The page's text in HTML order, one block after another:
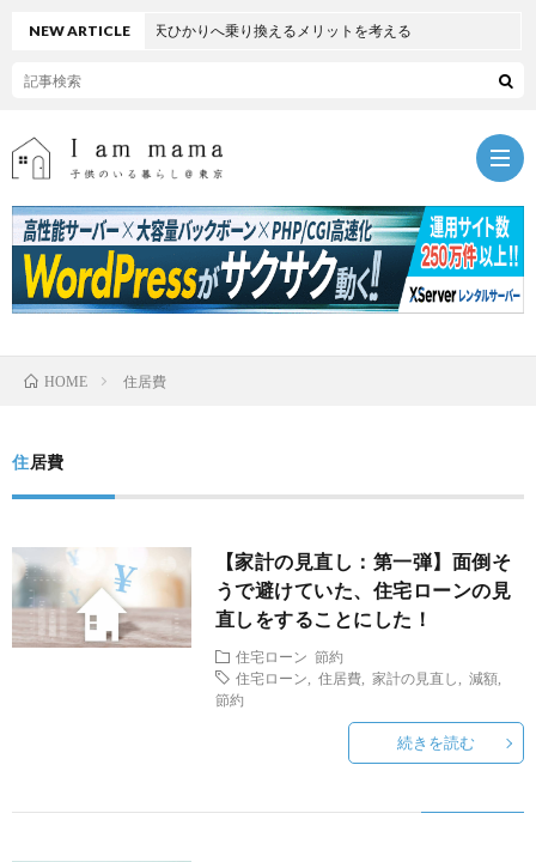
暮
ら
子
料
NEW ARTICLE
トバンク光から楽天ひかりへ乗り換えるメリットを考える
HOME 住居費
住居費
【家計の見直し：第一弾】面倒そ
うで避けていた、住宅ローンの見
直しをすることにした！
住宅ローン 節約
住宅ローン
住居費, 家計の見直し 減額,
節約
続きを読む